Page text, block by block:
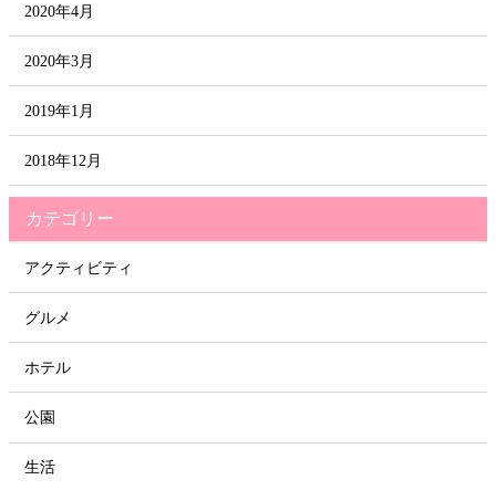
2020年4月
2020年3月
2019年1月
2018年12月
カテゴリー
アクティビティ
グルメ
ホテル
公園
生活